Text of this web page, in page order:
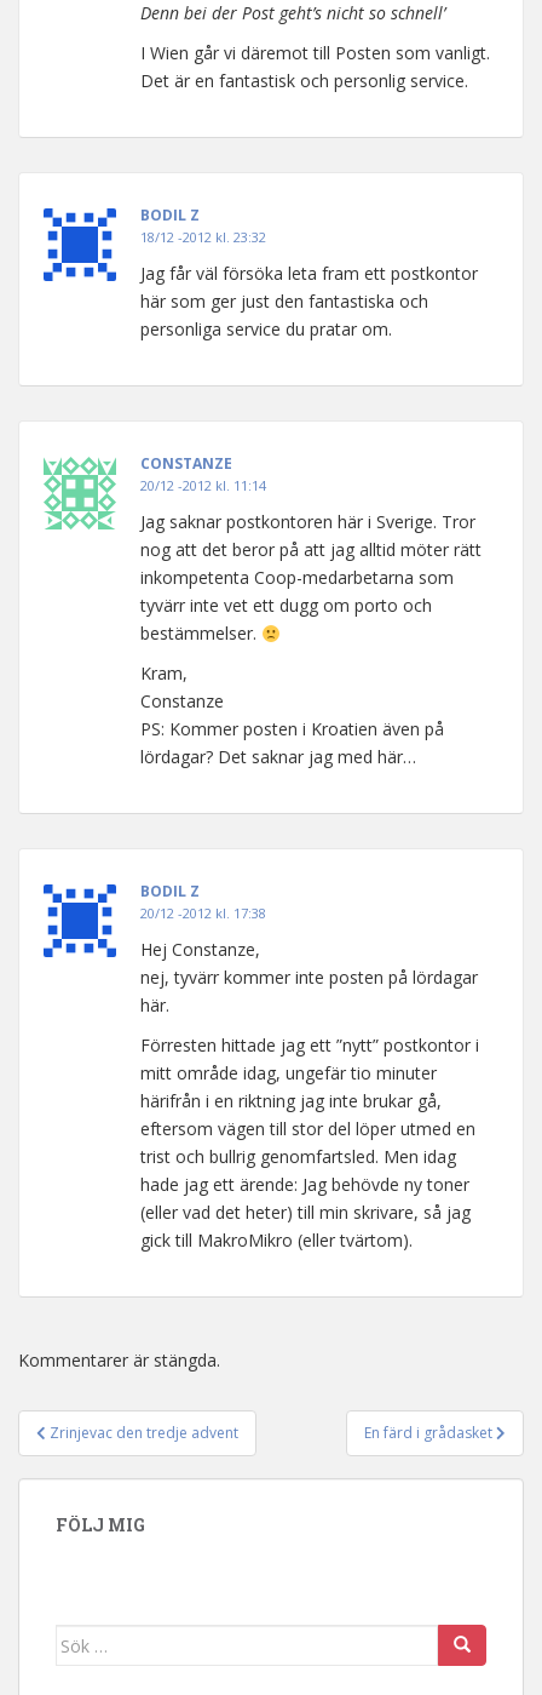
Denn bei der Post geht’s nicht so schnell’
I Wien går vi däremot till Posten som vanligt.
Det är en fantastisk och personlig service.
BODIL Z
18/12 -2012 kl. 23:32
Jag får väl försöka leta fram ett postkontor
här som ger just den fantastiska och
personliga service du pratar om.
CONSTANZE
20/12 -2012 kl. 11:14
Jag saknar postkontoren här i Sverige. Tror
nog att det beror på att jag alltid möter rätt
inkompetenta Coop-medarbetarna som
tyvärr inte vet ett dugg om porto och
bestämmelser.
Kram,
Constanze
PS: Kommer posten i Kroatien även på
lördagar? Det saknar jag med här…
BODIL Z
20/12 -2012 kl. 17:38
Hej Constanze,
nej, tyvärr kommer inte posten på lördagar
här.
Förresten hittade jag ett ”nytt” postkontor i
mitt område idag, ungefär tio minuter
härifrån i en riktning jag inte brukar gå,
eftersom vägen till stor del löper utmed en
trist och bullrig genomfartsled. Men idag
hade jag ett ärende: Jag behövde ny toner
(eller vad det heter) till min skrivare, så jag
gick till MakroMikro (eller tvärtom).
Kommentarer är stängda.
Inläggsnavigering
Zrinjevac den tredje advent En färd i grådasket
FÖLJ MIG
Sök efter: